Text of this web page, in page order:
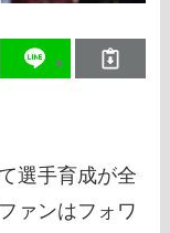
選手育成が全
ァンはフォワ